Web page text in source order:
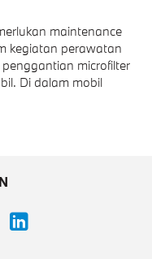
maintenance
kegiatan perawatan
microfilter
Di dalam mobil